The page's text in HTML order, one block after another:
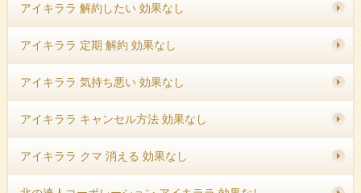
アイキララ 解約したい 効果なし
アイキララ 定期 解約 効果なし
アイキララ 気持ち悪い 効果なし
アイキララ キャンセル方法 効果なし
アイキララ クマ 消える 効果なし